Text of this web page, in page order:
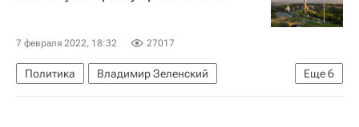
7 февраля 2022, 18:32 27017
Еще6
Политика
Владимир Зеленский
Сергей Лавров
Сергей Нарышкин
Россия